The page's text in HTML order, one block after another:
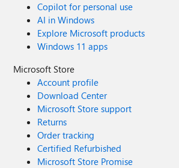
Copilot for personal use
AI in Windows
Explore Microsoft products
Windows 11 apps
Microsoft Store
Account profile
Download Center
Microsoft Store support
Returns
Order tracking
Certified Refurbished
Microsoft Store Promise